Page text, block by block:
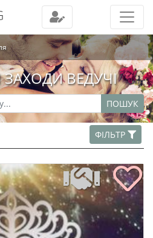
ВЕДУЧІ
ПОШУК
ФІЛЬТР